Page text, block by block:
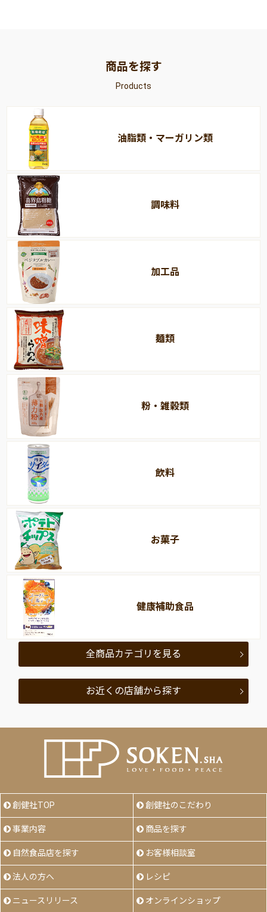
商品を探す
Products
油脂類・マーガリン類
調味料
加工品
麺類
粉・雑穀類
飲料
お菓子
健康補助食品
全商品カテゴリを見る
お近くの店舗から探す
創健社TOP 創健社のこだわり
事業内容 商品を探す
自然食品店を探す お客様相談室
法人の方へ レシピ
ニュースリリース オンラインショップ